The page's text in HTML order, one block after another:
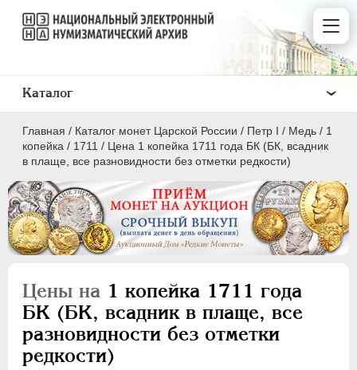
Главная / Каталог монет Царской России / Пeтр I / Медь / 1
копейка / 1711 / Цена 1 копейка 1711 года БК (БК, всадник
в плаще, все разновидности без отметки редкости)
Цены на 1 копейка 1711 года
БК (БК, всадник в плаще, все
разновидности без отметки
редкости)
Каталог
ПEТР I 1699 - 1725
Серебро
Медь
5 копеек
1 копейка